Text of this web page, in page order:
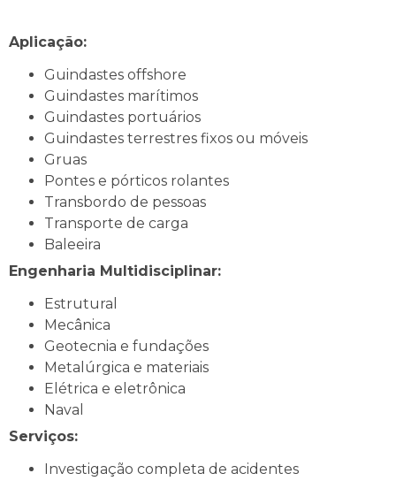
Aplicação:
Guindastes offshore
Guindastes marítimos
Guindastes portuários
Guindastes terrestres fixos ou móveis
Gruas
Pontes e pórticos rolantes
Transbordo de pessoas
Transporte de carga
Baleeira
Engenharia Multidisciplinar:
Estrutural
Mecânica
Geotecnia e fundações
Metalúrgica e materiais
Elétrica e eletrônica
Naval
Serviços:
Investigação completa de acidentes